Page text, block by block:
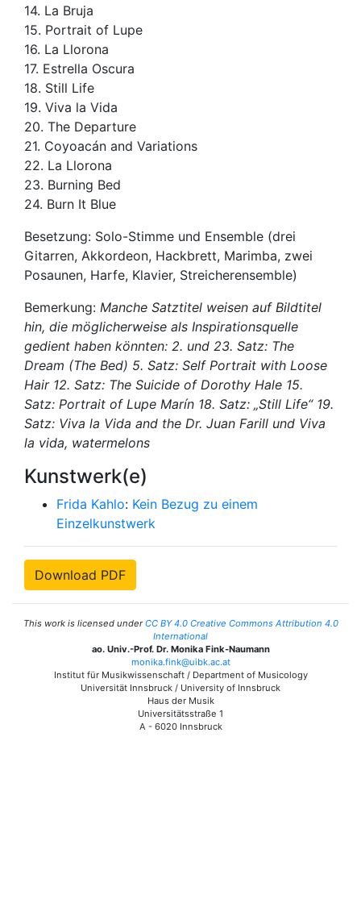
14. La Bruja
15. Portrait of Lupe
16. La Llorona
17. Estrella Oscura
18. Still Life
19. Viva la Vida
20. The Departure
21. Coyoacán and Variations
22. La Llorona
23. Burning Bed
24. Burn It Blue
Besetzung: Solo-Stimme und Ensemble (drei
Gitarren, Akkordeon, Hackbrett, Marimba, zwei
Posaunen, Harfe, Klavier, Streicherensemble)
Bemerkung: Manche Satztitel weisen auf Bildtitel
hin, die möglicherweise als Inspirationsquelle
gedient haben könnten: 2. und 23. Satz: The
Dream (The Bed) 5. Satz: Self Portrait with Loose
Hair12. Satz: The Suicide of Dorothy Hale 15.
Satz: Portrait of Lupe Marín 18. Satz: „Still Life“19.
Satz: Viva la Vida and the Dr. Juan Farill und Viva
la vida, watermelons
Kunstwerk(e)
Frida Kahlo: Kein Bezug zu einem
Einzelkunstwerk
Download PDF
This work is licensed underCC BY 4.0 Creative Commons Attribution 4.0
International
ao. Univ.-Prof. Dr. Monika Fink-Naumann
monika.fink@uibk.ac.at
Institut für Musikwissenschaft / Department of Musicology
Universität Innsbruck / University of Innsbruck
Haus der Musik
Universitätsstraße 1
A - 6020 Innsbruck